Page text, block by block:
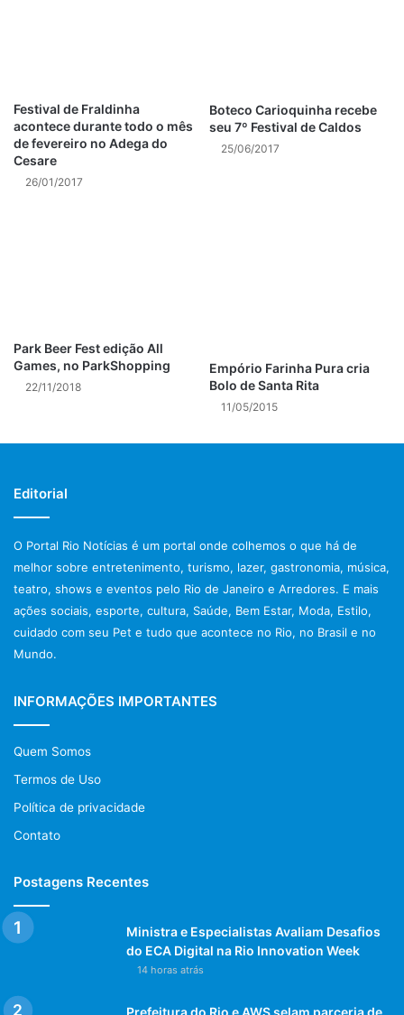
Festival de Fraldinha
acontece durante todo o mês
de fevereiro no Adega do
Cesare
26/01/2017
Boteco Carioquinha recebe
seu 7º Festival de Caldos
25/06/2017
Park Beer Fest edição All
Games, no ParkShopping
22/11/2018
Empório Farinha Pura cria
Bolo de Santa Rita
11/05/2015
Editorial
O Portal Rio Notícias é um portal onde colhemos o que há de
melhor sobre entretenimento, turismo, lazer, gastronomia, música,
teatro, shows e eventos pelo Rio de Janeiro e Arredores. E mais
ações sociais, esporte, cultura, Saúde, Bem Estar, Moda, Estilo,
cuidado com seu Pet e tudo que acontece no Rio, no Brasil e no
Mundo.
INFORMAÇÕES IMPORTANTES
Quem Somos
Termos de Uso
Política de privacidade
Contato
Postagens Recentes
Ministra e Especialistas Avaliam Desafios
do ECA Digital na Rio Innovation Week
14 horas atrás